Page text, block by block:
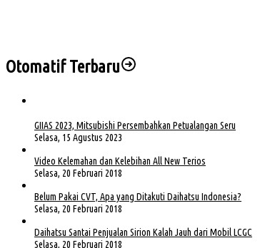
Otomatif Terbaru
GIIAS 2023, Mitsubishi Persembahkan Petualangan Seru
Selasa, 15 Agustus 2023
Video Kelemahan dan Kelebihan All New Terios
Selasa, 20 Februari 2018
Belum Pakai CVT, Apa yang Ditakuti Daihatsu Indonesia?
Selasa, 20 Februari 2018
Daihatsu Santai Penjualan Sirion Kalah Jauh dari Mobil LCGC
Selasa, 20 Februari 2018